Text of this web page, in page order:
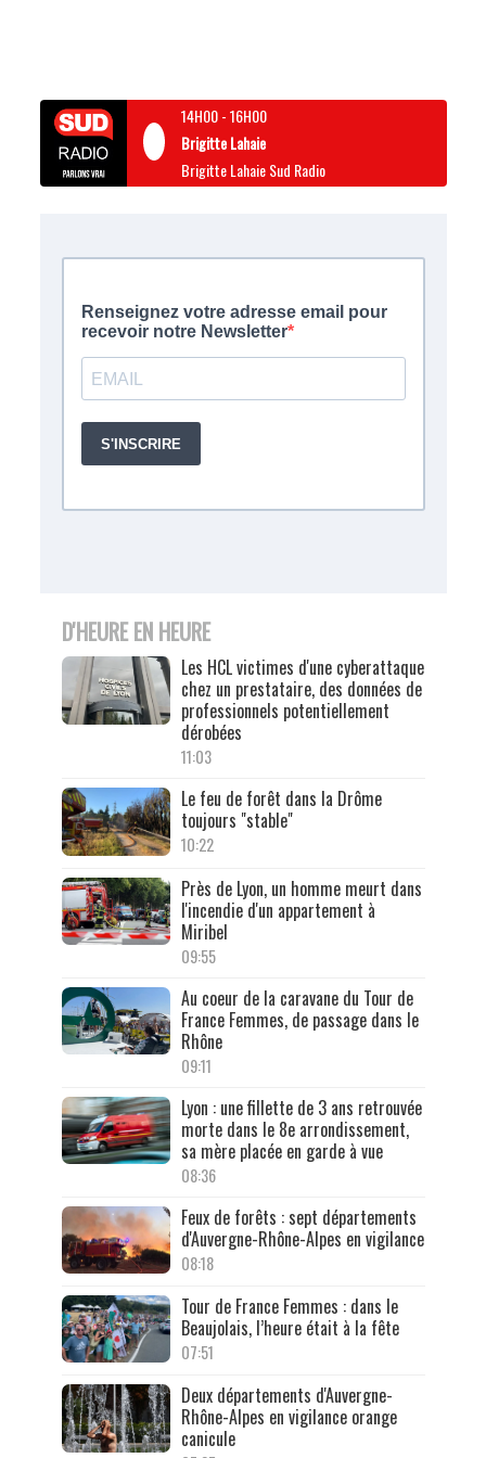
14H00-16H00
Brigitte Lahaie
Brigitte Lahaie Sud Radio
D'HEURE EN HEURE
Les HCL victimes d'une cyberattaque
chez un prestataire, des données de
professionnels potentiellement
dérobées
11:03
Le feu de forêt dans la Drôme
toujours "stable"
10:22
Près de Lyon, un homme meurt dans
l'incendie d'un appartement à
Miribel
09:55
Au coeur de la caravane du Tour de
France Femmes, de passage dans le
Rhône
09:11
Lyon : une fillette de 3 ans retrouvée
morte dans le 8e arrondissement,
sa mère placée en garde à vue
08:36
Feux de forêts : sept départements
d'Auvergne-Rhône-Alpes en vigilance
08:18
Tour de France Femmes : dans le
Beaujolais, l’heure était à la fête
07:51
Deux départements d'Auvergne-
Rhône-Alpes en vigilance orange
canicule